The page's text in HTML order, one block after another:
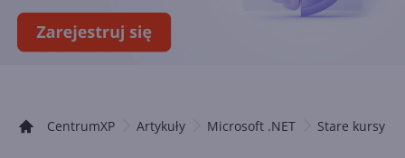
CentrumXP Artykuły Microsoft .NET Stare kursy